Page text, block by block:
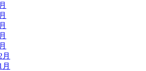
月
月